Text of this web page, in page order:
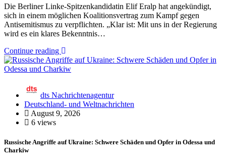
Die Berliner Linke-Spitzenkandidatin Elif Eralp hat angekündigt,
sich in einem möglichen Koalitionsvertrag zum Kampf gegen
Antisemitismus zu verpflichten. „Klar ist: Mit uns in der Regierung
wird es ein klares Bekenntnis…
Continue reading
dts Nachrichtenagentur
Deutschland- und Weltnachrichten
August 9, 2026
6 views
Russische Angriffe auf Ukraine: Schwere Schäden und Opfer in Odessa und
Charkiw